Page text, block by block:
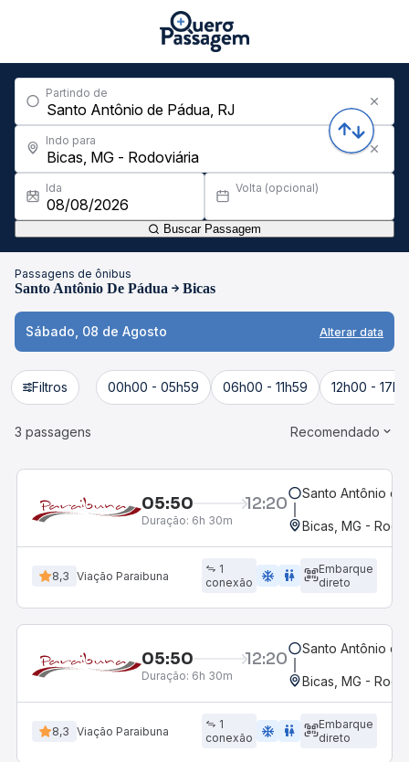
Partindo de
Indo para
Ida Volta (opcional)
Buscar Passagem
Passagens de ônibus
Santo Antônio De Pádua Bicas
Sábado, 08 de Agosto Alterar data
Filtros 00h00 - 05h59 06h00 - 11h59 12h00 -
3 passagens Recomendado
05:50 12:20
Duração: 6h 30m
Santo Antônio de
Bicas, MG -
8,3 Viação Paraibuna
1
conexão
ac_unit wc
Embarque
direto
05:50 12:20
Duração: 6h 30m
Santo Antônio de
Bicas, MG -
8,3 Viação Paraibuna
1
conexão
ac_unit wc
Embarque
direto